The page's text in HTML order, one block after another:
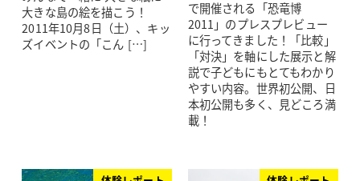
大きな島の絵を描こう！
2011年10月8日（土）、キッ
ズイベントの「こん […]
で開催される「恐竜博
2011」のプレスプレビュー
に行ってきました！「比較」
「対決」を軸にした展示と解
説で子どもにもとてもわかり
やすい内容。世界初公開、日
本初公開も多く、見どころ満
載！